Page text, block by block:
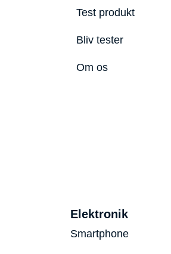
Test produkt
Bliv tester
Om os
Elektronik
Smartphone